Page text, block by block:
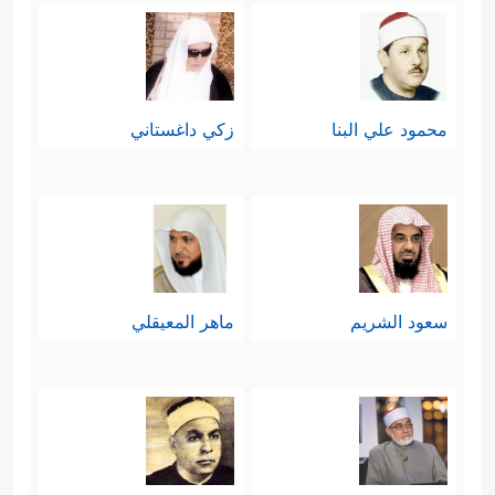
لمن يُعانون ويئِنُّون تحت وطأَة الظلم
والحِرمان.
ومن تلك المؤيِّدات والمعجزات: أنَّه
وغيرهما:
﴿وَقَالَ یَــٰۤـأَیُّهَا ٱلنَّاسُ عُلِّمۡنَا مَنطِقَ
ٱلطَّیۡرِ﴾ثم أكَّد هذا بحواره مع الهدهد كما
نملةً تُوجِّهُ صاحباتها وتُحذِّرُهم:
ضَاحِكࣰا مِّن قَوۡلِهَا﴾
محمود علي البنا زكي داغستاني
سعود الشريم ماهر المعيقلي